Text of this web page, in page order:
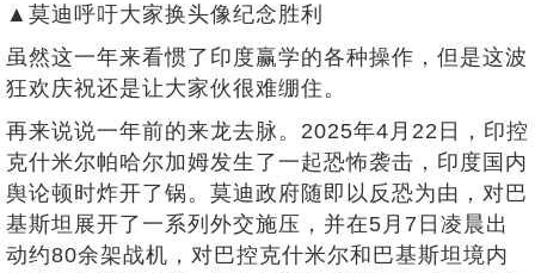
▲莫迪呼吁大家换头像纪念胜利
虽然这一年来看惯了印度赢学的各种操作，但是这波
狂欢庆祝还是让大家伙很难绷住。
再来说说一年前的来龙去脉。2025年4月22日，印控
克什米尔帕哈尔加姆发生了一起恐怖袭击，印度国内
舆论顿时炸开了锅。莫迪政府随即以反恐为由，对巴
基斯坦展开了一系列外交施压，并在5月7日凌晨出
动约80余架战机，对巴控克什米尔和巴基斯坦境内